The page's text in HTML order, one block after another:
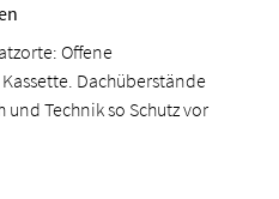
Offene
Dachüberstände
Technik so Schutz vor